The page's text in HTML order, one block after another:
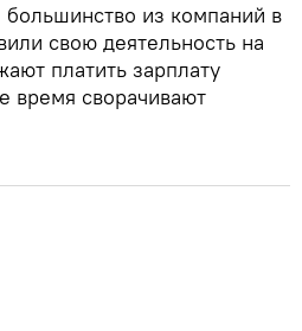
из компаний в
свою деятельность на
платить зарплату
время сворачивают